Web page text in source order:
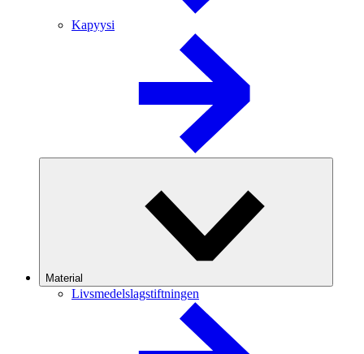
Kapyysi
Material
Livsmedelslagstiftningen